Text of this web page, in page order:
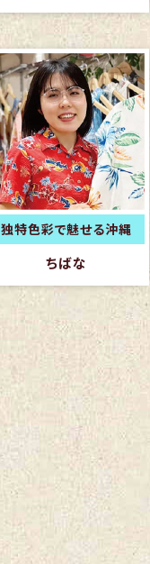
独特色彩で魅せる沖縄
ちばな